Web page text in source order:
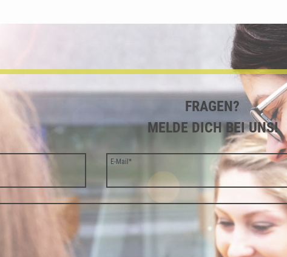
FRAGEN?
MELDE DICH BEI UNS!
E-Mail*